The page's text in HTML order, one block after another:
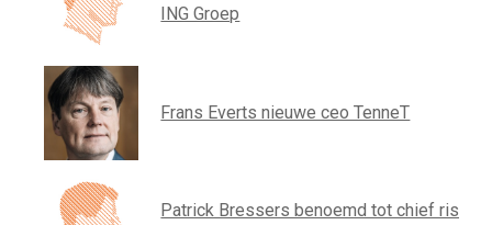
ING Groep
Frans Everts nieuwe ceo TenneT
Patrick Bressers benoemd tot chief risk